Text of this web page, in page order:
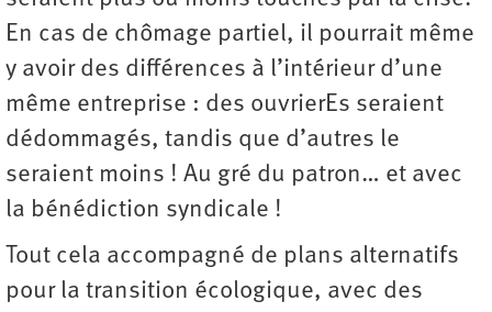
En cas de chômage partiel, il pourrait même
y avoir des différences à l’intérieur d’une
même entreprise : des ouvrierEs seraient
dédommagés, tandis que d’autres le
seraient moins ! Au gré du patron… et avec
la bénédiction syndicale !
Tout cela accompagné de plans alternatifs
pour la transition écologique, avec des